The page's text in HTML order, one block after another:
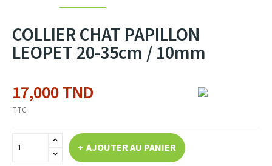
COLLIER CHAT PAPILLON
LEOPET 20-35cm / 10mm
17,000 TND
TTC
AJOUTER AU PANIER